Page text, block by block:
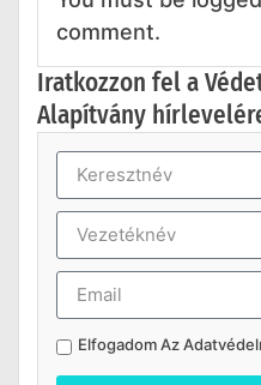
comment.
Iratkozzon fel a
Alapítvány
Elfogadom Az